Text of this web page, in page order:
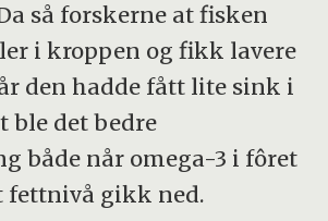
så forskerne at fisken
i kroppen og fikk lavere
den hadde fått lite sink i
ble det bedre
både når omega-3 i fôret
fettnivå gikk ned.